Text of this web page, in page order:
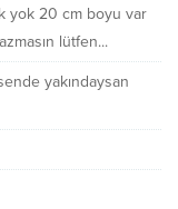
yok 20 cm boyu var
lütfen...
yakındaysan